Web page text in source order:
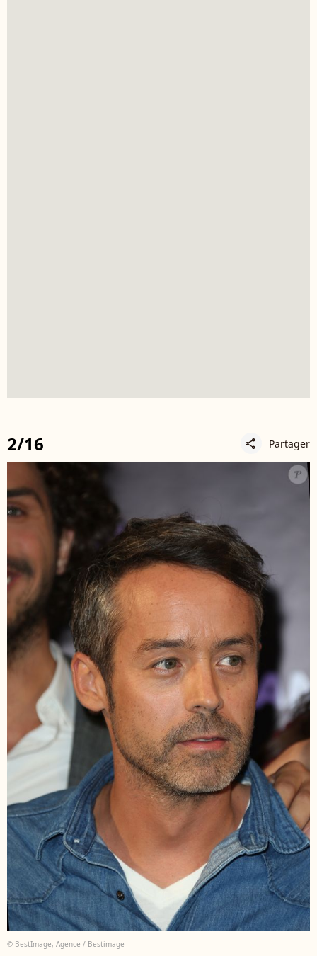
2/16 share Partager
© BestImage, Agence / Bestimage